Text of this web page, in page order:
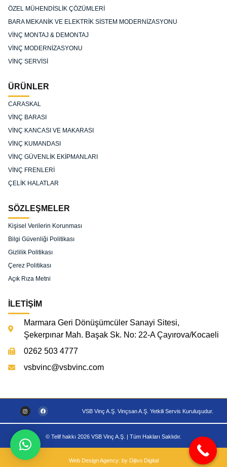
ÖZEL MÜHENDİSLİK ÇÖZÜMLERİ
BARA MEKANİK VE ELEKTRİK SİSTEM MODERNİZASYONU
VİNÇ MONTAJ & DEMONTAJ
VİNÇ MODERNİZASYONU
VİNÇ SERVİSİ
ÜRÜNLER
CARASKAL
VİNÇ BARASI
VİNÇ KANCASI VE MAKARASI
VİNÇ KUMANDASI
VİNÇ GÜVENLİK EKİPMANLARI
VİNÇ FRENLERİ
ÇELİK HALATLAR
SÖZLEŞMELER
Kişisel Verilerin Korunması
Bilgi Güvenliği Politikası
Gizlilik Politikası
Çerez Politikası
Açık Rıza Metni
İLETİŞİM
Marmara Geri Dönüşümcüler Sanayi Sitesi,
Şekerpınar Mah. Başak Sk. No: 22-A Çayırova/Kocaeli
0262 503 4777
vsbvinc@vsbvinc.com
VSB Vinç A.Ş. Vinçsan A.Ş. Yetkili Servis Kuruluşudur.
© Telif hakkı 2026 VSB Vinç A.Ş. | Tüm Hakları Saklıdır.
Web Design Agency: by Dijivo Digital